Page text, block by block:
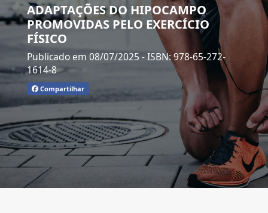
ADAPTAÇÕES DO HIPOCAMPO
PROMOVIDAS PELO EXERCÍCIO
FÍSICO
Publicado em 08/07/2025 - ISBN: 978-65-272-
1614-8
Compartilhar